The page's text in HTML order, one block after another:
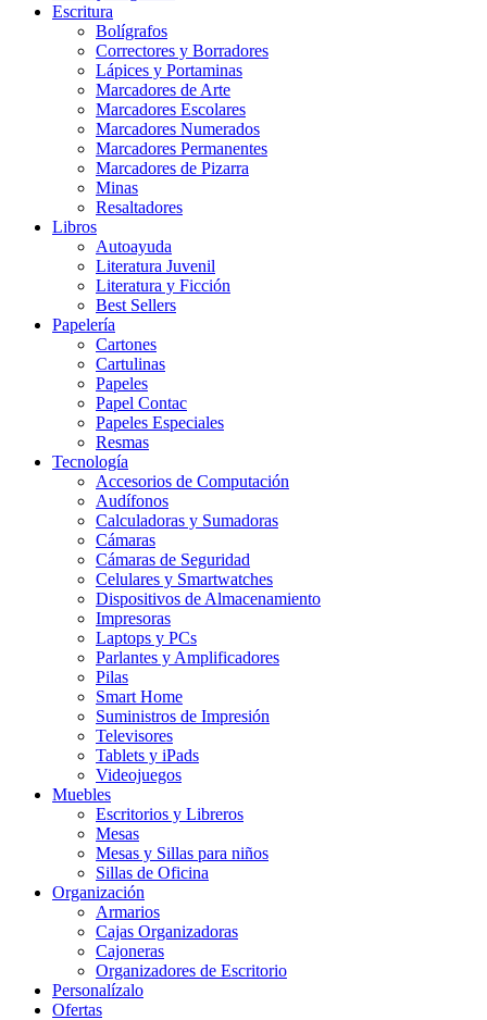
Escritura
Bolígrafos
Correctores y Borradores
Lápices y Portaminas
Marcadores de Arte
Marcadores Escolares
Marcadores Numerados
Marcadores Permanentes
Marcadores de Pizarra
Minas
Resaltadores
Libros
Autoayuda
Literatura Juvenil
Literatura y Ficción
Best Sellers
Papelería
Cartones
Cartulinas
Papeles
Papel Contac
Papeles Especiales
Resmas
Tecnología
Accesorios de Computación
Audífonos
Calculadoras y Sumadoras
Cámaras
Cámaras de Seguridad
Celulares y Smartwatches
Dispositivos de Almacenamiento
Impresoras
Laptops y PCs
Parlantes y Amplificadores
Pilas
Smart Home
Suministros de Impresión
Televisores
Tablets y iPads
Videojuegos
Muebles
Escritorios y Libreros
Mesas
Mesas y Sillas para niños
Sillas de Oficina
Organización
Armarios
Cajas Organizadoras
Cajoneras
Organizadores de Escritorio
Personalízalo
Ofertas